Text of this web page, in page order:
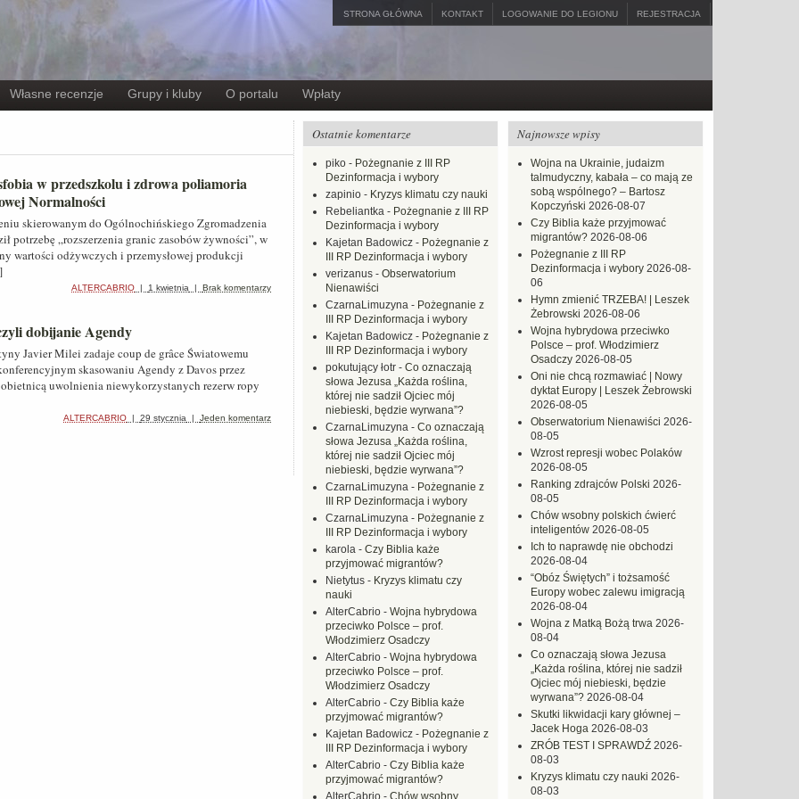
STRONA GŁÓWNA KONTAKT LOGOWANIE DO LEGIONU REJESTRACJA
Własne recenzje Grupy i kluby O portalu Wpłaty
w przedszkolu i zdrowa poliamoria
Normalności
skierowanym do Ogólnochińskiego Zgromadzenia
potrzebę „rozszerzenia granic zasobów żywności”, w
wartości odżywczych i przemysłowej produkcji
ALTERCABRIO | 1 kwietnia | Brak komentarzy
dobijanie Agendy
Javier Milei zadaje coup de grâce Światowemu
skasowaniu Agendy z Davos przez
uwolnienia niewykorzystanych rezerw ropy
ALTERCABRIO | 29 stycznia | Jeden komentarz
Najnowsze wpisy
Wojna na Ukrainie, judaizm
talmudyczny, kabała – co mają ze
sobą wspólnego? – Bartosz
Kopczyński 2026-08-07
Czy Biblia każe przyjmować
migrantów? 2026-08-06
Pożegnanie z III RP
Dezinformacja i wybory 2026-08-
06
Hymn zmienić TRZEBA! | Leszek
Żebrowski 2026-08-06
Wojna hybrydowa przeciwko
Polsce – prof. Włodzimierz
Osadczy 2026-08-05
Oni nie chcą rozmawiać | Nowy
dyktat Europy | Leszek Żebrowski
2026-08-05
Obserwatorium Nienawiści 2026-
08-05
Wzrost represji wobec Polaków
2026-08-05
Ranking zdrajców Polski 2026-
08-05
Chów wsobny polskich ćwierć
inteligentów 2026-08-05
Ich to naprawdę nie obchodzi
2026-08-04
“Obóz Świętych” i tożsamość
Europy wobec zalewu imigracją
2026-08-04
Wojna z Matką Bożą trwa 2026-
08-04
Co oznaczają słowa Jezusa
„Każda roślina, której nie sadził
Ojciec mój niebieski, będzie
wyrwana”? 2026-08-04
Skutki likwidacji kary głównej –
Jacek Hoga 2026-08-03
ZRÓB TEST I SPRAWDŹ 2026-
08-03
Kryzys klimatu czy nauki 2026-
08-03
Ostatnie komentarze
piko - Pożegnanie z III RP
Dezinformacja i wybory
zapinio - Kryzys klimatu czy nauki
Rebeliantka - Pożegnanie z III RP
Dezinformacja i wybory
Kajetan Badowicz - Pożegnanie z
III RP Dezinformacja i wybory
verizanus - Obserwatorium
Nienawiści
CzarnaLimuzyna - Pożegnanie z
III RP Dezinformacja i wybory
Kajetan Badowicz - Pożegnanie z
III RP Dezinformacja i wybory
pokutujący łotr - Co oznaczają
słowa Jezusa „Każda roślina,
której nie sadził Ojciec mój
niebieski, będzie wyrwana”?
CzarnaLimuzyna - Co oznaczają
słowa Jezusa „Każda roślina,
której nie sadził Ojciec mój
niebieski, będzie wyrwana”?
CzarnaLimuzyna - Pożegnanie z
III RP Dezinformacja i wybory
CzarnaLimuzyna - Pożegnanie z
III RP Dezinformacja i wybory
karola - Czy Biblia każe
przyjmować migrantów?
Nietytus - Kryzys klimatu czy
nauki
AlterCabrio - Wojna hybrydowa
przeciwko Polsce – prof.
Włodzimierz Osadczy
AlterCabrio - Wojna hybrydowa
przeciwko Polsce – prof.
Włodzimierz Osadczy
AlterCabrio - Czy Biblia każe
przyjmować migrantów?
Kajetan Badowicz - Pożegnanie z
III RP Dezinformacja i wybory
AlterCabrio - Czy Biblia każe
przyjmować migrantów?
AlterCabrio - Chów wsobny